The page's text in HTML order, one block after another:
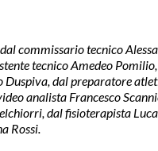
commissario tecnico
tecnico Amedeo
Duspiva, dal preparatore
analista Francesco
dal fisioterapista
Rossi.